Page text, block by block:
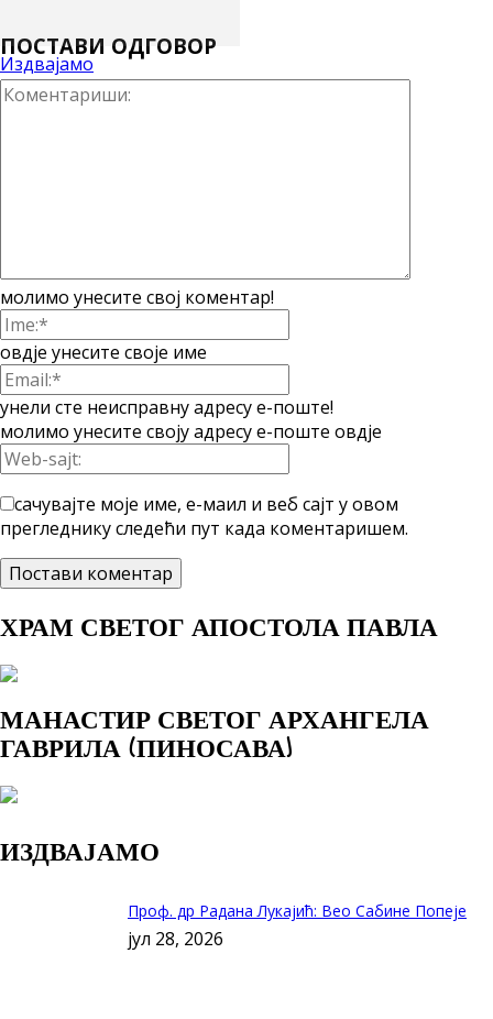
Издвајамо
ПОСТАВИ ОДГОВОР
молимо унесите свој коментар!
овдје унесите своје име
унели сте неисправну адресу е-поште!
молимо унесите своју адресу е-поште овдје
сачувајте моје име, е-маил и веб сајт у овом
прегледнику следећи пут када коментаришем.
ХРАМ СВЕТОГ АПОСТОЛА ПАВЛА
МАНАСТИР СВЕТОГ АРХАНГЕЛА
ГАВРИЛА (ПИНОСАВА)
ИЗДВАЈАМО
Проф. др Радана Лукајић: Вео Сабине Попеје
јул 28, 2026